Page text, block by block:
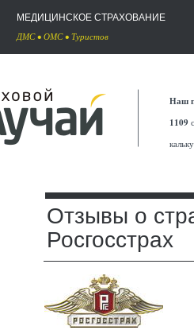
МЕДИЦИНСКОЕ СТРАХОВАНИЕ
ДМС• ОМС• Туристов
Наш
1109
Отзывы о
Росгосстрах